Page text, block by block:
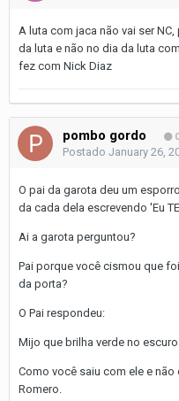
A luta com jaca não vai ser
da luta e não no dia da luta
fez com Nick Diaz
pombo gordo 0
Postado January 26,
O pai da garota deu um
da cada dela escrevendo 'Eu
Ai a garota perguntou?
Pai porque você cismou que
da porta?
O Pai respondeu:
Mijo que brilha verde no escuro
Como você saiu com ele e
Romero.